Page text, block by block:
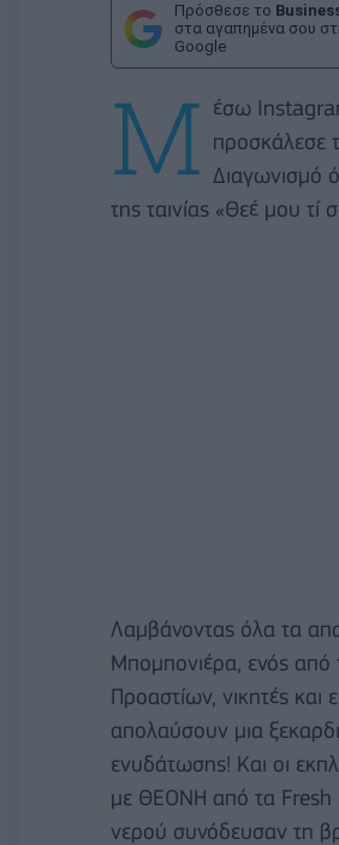
Πρόσθεσε το
στα αγαπημένα σου
Google
Μ έσω
προσκάλεσε
Διαγωνισμό
της ταινίας «Θεέ μου τί
Λαμβάνοντας όλα τα
Μπομπονιέρα, ενός από
Προαστίων, νικητές
απολαύσουν μια
ενυδάτωσης! Και οι
με ΘΕΟΝΗ από τα Fresh
νερού συνόδευσαν τη